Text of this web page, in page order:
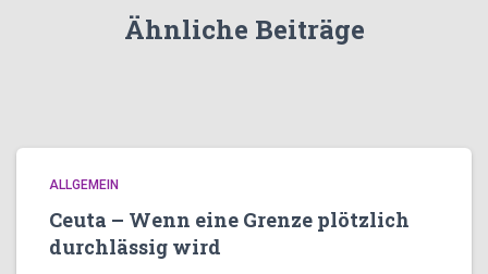
Ähnliche Beiträge
ALLGEMEIN
Ceuta – Wenn eine Grenze plötzlich
durchlässig wird